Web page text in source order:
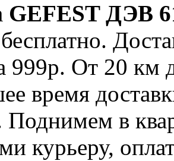
GEFEST ДЭВ
999р. От 20 км
время
Поднимем в
курьеру,